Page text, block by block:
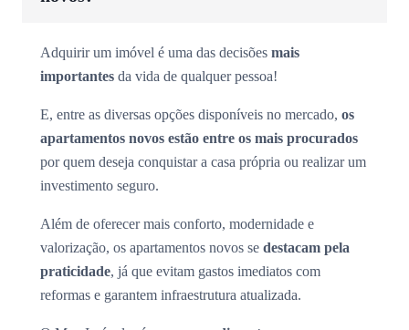
Adquirir um imóvel é uma das decisões mais
importantes da vida de qualquer pessoa!
E, entre as diversas opções disponíveis no mercado, os
apartamentos novos estão entre os mais procurados
por quem deseja conquistar a casa própria ou realizar um
investimento seguro.
Além de oferecer mais conforto, modernidade e
valorização, os apartamentos novos se destacam pela
praticidade, já que evitam gastos imediatos com
reformas e garantem infraestrutura atualizada.